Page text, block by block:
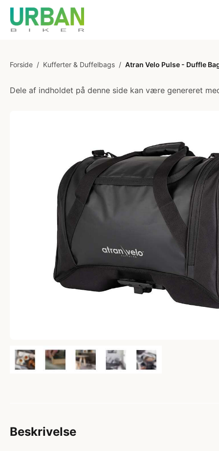
Forside / Kufferter & Duffelbags / Atran Velo Pulse - Duffle
Dele af indholdet på denne side kan være genereret
Beskrivelse